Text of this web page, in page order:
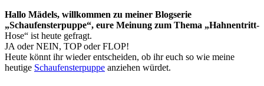
Hallo Mädels, willkommen zu meiner Blogserie
„Schaufensterpuppe“, eure Meinung zum Thema „Hahnentritt-
Hose“ ist heute gefragt.
JA oder NEIN, TOP oder FLOP!
Heute könnt ihr wieder entscheiden, ob ihr euch so wie meine
heutige Schaufensterpuppe anziehen würdet.